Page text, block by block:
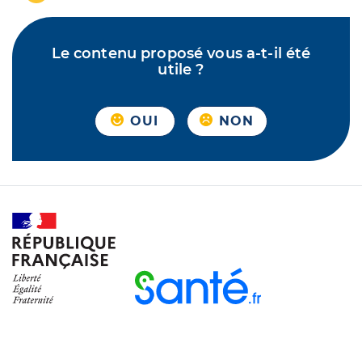
Le contenu proposé vous a-t-il été
utile ?
OUI NON